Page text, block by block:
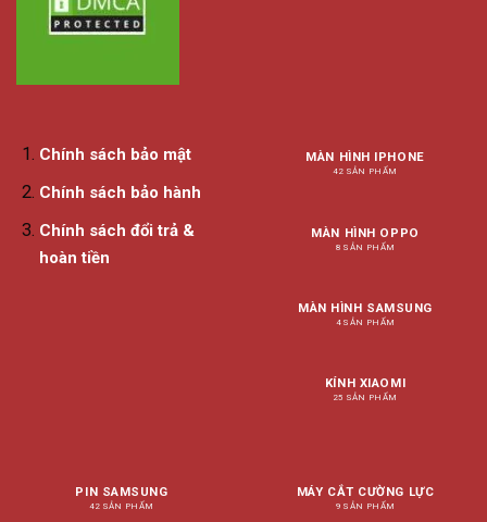
Chính sách bảo mật
Chính sách bảo hành
Chính sách đổi trả &
hoàn tiền
MÀN HÌNH IPHONE
42 SẢN PHẨM
MÀN HÌNH OPPO
8 SẢN PHẨM
MÀN HÌNH SAMSUNG
4 SẢN PHẨM
KÍNH XIAOMI
25 SẢN PHẨM
PIN SAMSUNG
42 SẢN PHẨM
MÁY CẮT CƯỜNG LỰC
9 SẢN PHẨM